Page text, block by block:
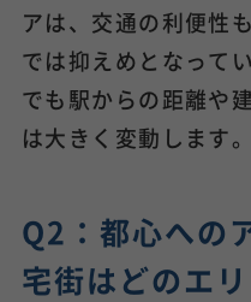
アは、交通の利便性
では抑えめとなって
でも駅からの距離や
は大きく変動します。
Q2：都心への
宅街はどのエ